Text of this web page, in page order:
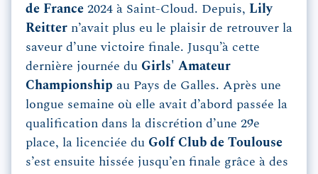
de France 2024 à Saint-Cloud. Depuis, Lily
Reitter n’avait plus eu le plaisir de retrouver la
saveur d’une victoire finale. Jusqu’à cette
dernière journée du Girls' Amateur
Championship au Pays de Galles. Après une
longue semaine où elle avait d’abord passée la
qualification dans la discrétion d’une 29e
place, la licenciée du Golf Club de Toulouse
s’est ensuite hissée jusqu’en finale grâce à des